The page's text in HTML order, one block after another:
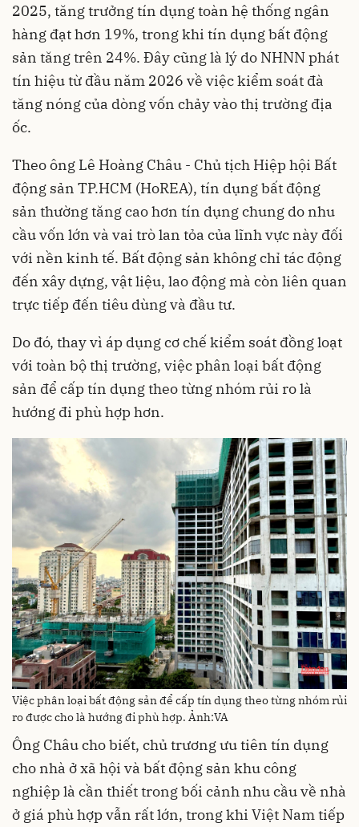
2025, tăng trưởng tín dụng toàn hệ thống ngân
hàng đạt hơn 19%, trong khi tín dụng bất động
sản tăng trên 24%. Đây cũng là lý do NHNN phát
tín hiệu từ đầu năm 2026 về việc kiểm soát đà
tăng nóng của dòng vốn chảy vào thị trường địa
ốc.
Theo ông Lê Hoàng Châu - Chủ tịch Hiệp hội Bất
động sản TP.HCM (HoREA), tín dụng bất động
sản thường tăng cao hơn tín dụng chung do nhu
cầu vốn lớn và vai trò lan tỏa của lĩnh vực này đối
với nền kinh tế. Bất động sản không chỉ tác động
đến xây dựng, vật liệu, lao động mà còn liên quan
trực tiếp đến tiêu dùng và đầu tư.
Do đó, thay vì áp dụng cơ chế kiểm soát đồng loạt
với toàn bộ thị trường, việc phân loại bất động
sản để cấp tín dụng theo từng nhóm rủi ro là
hướng đi phù hợp hơn.
Việc phân loại bất động sản để cấp tín dụng theo từng nhóm rủi
ro được cho là hướng đi phù hợp. Ảnh:VA
Ông Châu cho biết, chủ trương ưu tiên tín dụng
cho nhà ở xã hội và bất động sản khu công
nghiệp là cần thiết trong bối cảnh nhu cầu về nhà
ở giá phù hợp vẫn rất lớn, trong khi Việt Nam tiếp